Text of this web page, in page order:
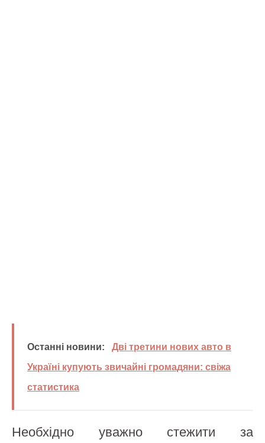
Останні новини:
Дві третини нових авто в
Україні купують звичайні громадяни: свіжа
статистика
Необхідно уважно стежити за